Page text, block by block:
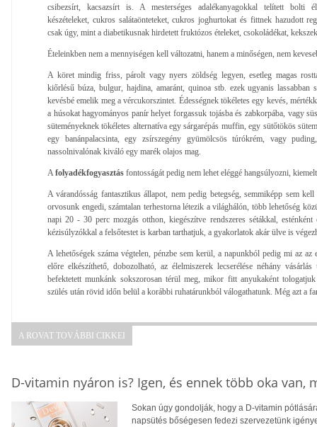
csibezsírt, kacsazsírt is. A mesterséges adalékanyagokkal telített bolti
készételeket, cukros salátaönteteket, cukros joghurtokat és fittnek hazudott
csak úgy, mint a diabetikusnak hirdetett fruktózos ételeket, csokoládékat,
Ételeinkben nem a mennyiségen kell változatni, hanem a minőségen, nem
A köret mindig friss, párolt vagy nyers zöldség legyen, esetleg magas
kiőrlésű búza, bulgur, hajdina, amaránt, quinoa stb. ezek ugyanis lassabban
kevésbé emelik meg a vércukorszintet. Édességnek tökéletes egy kevés,
a húsokat hagyományos panír helyet forgassuk tojásba és zabkorpába, vagy
süteményeknek tökéletes alternatíva egy sárgarépás muffin, egy sütőtökös
egy banánpalacsinta, egy zsírszegény gyümölcsös túrókrém, vagy
nassolnivalónak kiváló egy marék olajos mag.
A folyadékfogyasztás fontosságát pedig nem lehet eléggé hangsúlyozni,
A várandósság fantasztikus állapot, nem pedig betegség, semmiképp sem
orvosunk engedi, számtalan terhestorna létezik a világhálón, több lehetőség
napi 20 - 30 perc mozgás otthon, kiegészítve rendszeres sétákkal,
kézisúlyzókkal a felsőtestet is karban tarthatjuk, a gyakorlatok akár ülve is
A lehetőségek száma végtelen, pénzbe sem kerül, a napunkból pedig mi az az
előre elkészíthető, dobozolható, az élelmiszerek lecserélése néhány
befektetett munkánk sokszorosan térül meg, mikor fitt anyukaként
szülés után rövid időn belül a korábbi ruhatárunkból válogathatunk. Még azt a
A ROVAT TOVÁBBI CIKKEI
D-vitamin nyáron is? Igen, és ennek több oka van,
Sokan úgy gondolják, hogy a D-vitamin
napsütés bőségesen fedezi szervezetünk